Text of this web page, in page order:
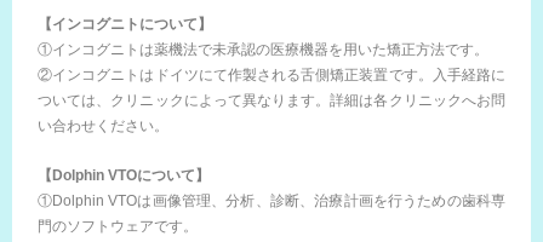
【インコグニトについて】
①インコグニトは薬機法で未承認の医療機器を用いた矯正方法です。
②インコグニトはドイツにて作製される舌側矯正装置です。入手経路に
ついては、クリニックによって異なります。詳細は各クリニックへお問
い合わせください。
【Dolphin VTOについて】
①Dolphin VTOは画像管理、分析、診断、治療計画を行うための歯科専
門のソフトウェアです。